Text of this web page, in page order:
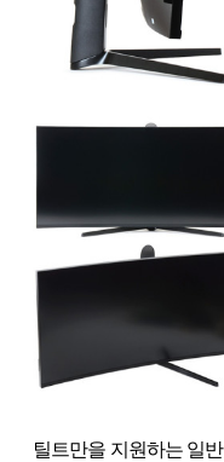
틸트만을 지원하는 일